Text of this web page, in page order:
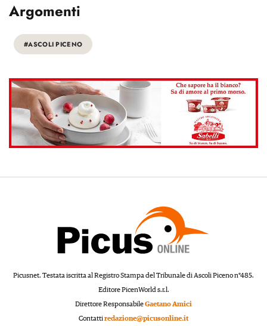
Argomenti
#ASCOLI PICENO
Picusnet. Testata iscritta al Registro Stampa del Tribunale di Ascoli Piceno n°485.
Editore PicenWorld s.r.l.
Direttore ResponsabileGaetano Amici
Contattiredazione@picusonline.it